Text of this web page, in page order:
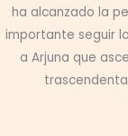
ha alcanzado la
importante seguir
a Arjuna que